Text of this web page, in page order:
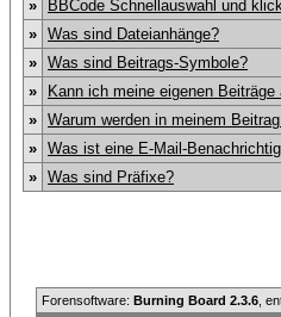
»
BBCode Schnellauswahl und
» Was sind Dateianhänge?
» Was sind Beitrags-Symbole?
»
Kann ich meine eigenen Beiträge
» Warum werden in meinem
» Was ist eine E-Mail-
» Was sind Präfixe?
Forensoftware: Burning Board 2.3.6 ,